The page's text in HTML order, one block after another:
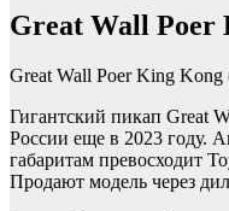
Great Wall Poer
Great Wall Poer King Kong
Гигантский пикап Great
России еще в 2023 году.
габаритам превосходит
Продают модель через